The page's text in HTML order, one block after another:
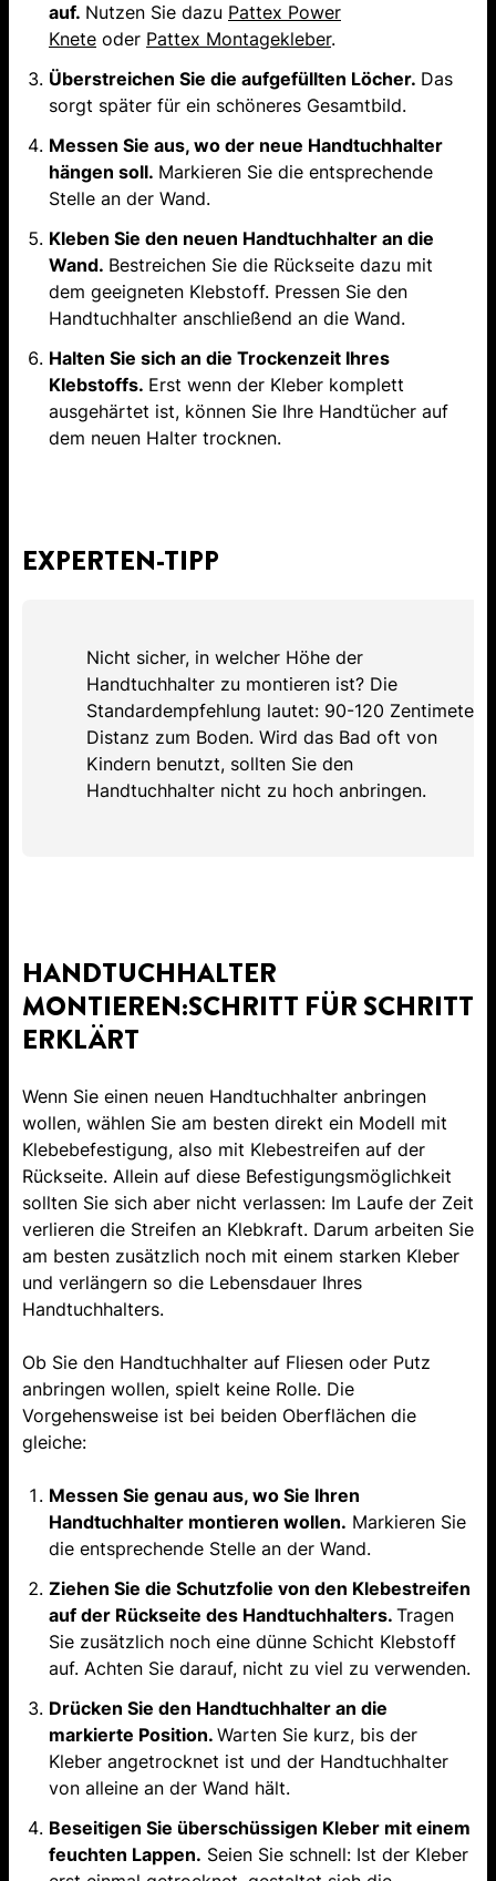
auf. Nutzen Sie dazu Pattex Power
Knete oder Pattex Montagekleber.
Überstreichen Sie die aufgefüllten Löcher. Das
sorgt später für ein schöneres Gesamtbild.
Messen Sie aus, wo der neue Handtuchhalter
hängen soll. Markieren Sie die entsprechende
Stelle an der Wand.
Kleben Sie den neuen Handtuchhalter an die
Wand. Bestreichen Sie die Rückseite dazu mit
dem geeigneten Klebstoff. Pressen Sie den
Handtuchhalter anschließend an die Wand.
Halten Sie sich an die Trockenzeit Ihres
Klebstoffs. Erst wenn der Kleber komplett
ausgehärtet ist, können Sie Ihre Handtücher auf
dem neuen Halter trocknen.
EXPERTEN-TIPP
Nicht sicher, in welcher Höhe der
Handtuchhalter zu montieren ist? Die
Standardempfehlung lautet: 90-120 Zentimeter
Distanz zum Boden. Wird das Bad oft von
Kindern benutzt, sollten Sie den
Handtuchhalter nicht zu hoch anbringen.
HANDTUCHHALTER
MONTIEREN:SCHRITT FÜR SCHRITT
ERKLÄRT
Wenn Sie einen neuen Handtuchhalter anbringen
wollen, wählen Sie am besten direkt ein Modell mit
Klebebefestigung, also mit Klebestreifen auf der
Rückseite. Allein auf diese Befestigungsmöglichkeit
sollten Sie sich aber nicht verlassen: Im Laufe der Zeit
verlieren die Streifen an Klebkraft. Darum arbeiten Sie
am besten zusätzlich noch mit einem starken Kleber
und verlängern so die Lebensdauer Ihres
Handtuchhalters.
Ob Sie den Handtuchhalter auf Fliesen oder Putz
anbringen wollen, spielt keine Rolle. Die
Vorgehensweise ist bei beiden Oberflächen die
gleiche:
Messen Sie genau aus, wo Sie Ihren
Handtuchhalter montieren wollen. Markieren Sie
die entsprechende Stelle an der Wand.
Ziehen Sie die Schutzfolie von den Klebestreifen
auf der Rückseite des Handtuchhalters. Tragen
Sie zusätzlich noch eine dünne Schicht Klebstoff
auf. Achten Sie darauf, nicht zu viel zu verwenden.
Drücken Sie den Handtuchhalter an die
markierte Position. Warten Sie kurz, bis der
Kleber angetrocknet ist und der Handtuchhalter
von alleine an der Wand hält.
Beseitigen Sie überschüssigen Kleber mit einem
feuchten Lappen. Seien Sie schnell: Ist der Kleber